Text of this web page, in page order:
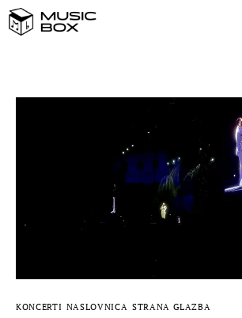
DOMAĆA GLAZBA
STRANA GLAZBA
KONCERTI NASLOVNICA STRANA GLAZBA